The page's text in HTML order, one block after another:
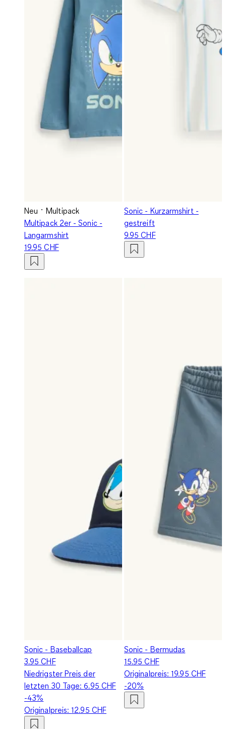
Neu
Multipack
Multipack 2er - Sonic -
Langarmshirt
19.95 CHF
Sonic - Kurzarmshirt -
gestreift
9.95 CHF
Sonic - Baseballcap
3.95 CHF
Niedrigster Preis der
letzten 30 Tage:6.95 CHF
-43%
Originalpreis:12.95 CHF
Sonic - Bermudas
15.95 CHF
Originalpreis:19.95 CHF
-20%